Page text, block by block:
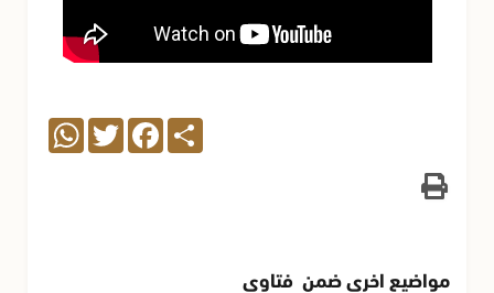
Share
Facebook
Twitter
WhatsApp
مواضيع اخرى ضمن فتاوى